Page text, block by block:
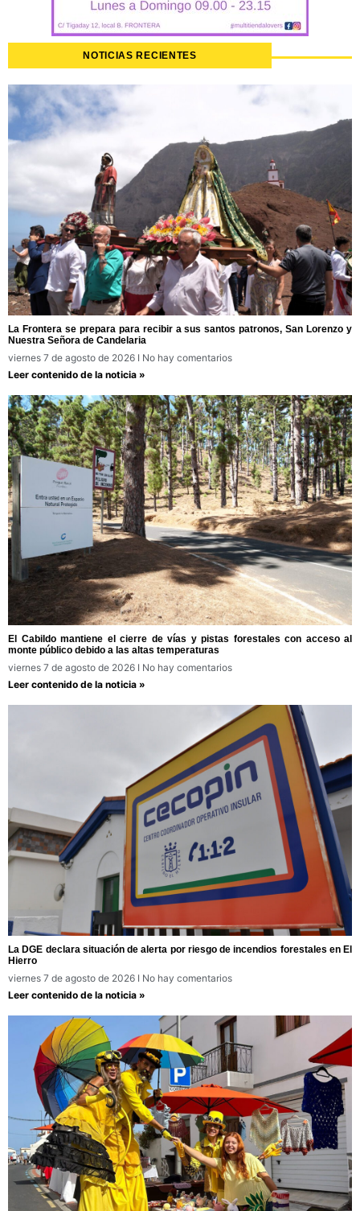
NOTICIAS RECIENTES
La Frontera se prepara para recibir a sus santos patronos, San Lorenzo y
Nuestra Señora de Candelaria
viernes 7 de agosto de 2026
No hay comentarios
Leer contenido de la noticia »
El Cabildo mantiene el cierre de vías y pistas forestales con acceso al
monte público debido a las altas temperaturas
viernes 7 de agosto de 2026
No hay comentarios
Leer contenido de la noticia »
La DGE declara situación de alerta por riesgo de incendios forestales en El
Hierro
viernes 7 de agosto de 2026
No hay comentarios
Leer contenido de la noticia »